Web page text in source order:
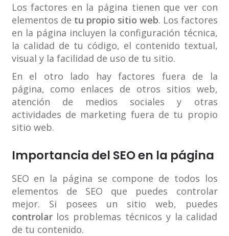
Los factores en la página tienen que ver con
elementos de tu propio sitio web. Los factores
en la página incluyen la configuración técnica,
la calidad de tu código, el contenido textual,
visual y la facilidad de uso de tu sitio.
En el otro lado hay factores fuera de la
página, como enlaces de otros sitios web,
atención de medios sociales y otras
actividades de marketing fuera de tu propio
sitio web.
Importancia del SEO en la página
SEO en la página se compone de todos los
elementos de SEO que puedes controlar
mejor. Si posees un sitio web, puedes
controlarlos problemas técnicos y la calidad
de tu contenido.